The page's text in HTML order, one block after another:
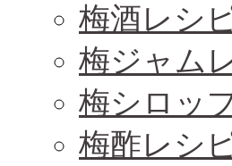
梅酒レシ
梅ジャム
梅シロッ
梅酢レシ